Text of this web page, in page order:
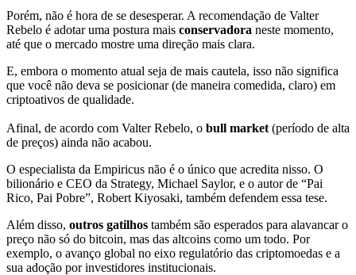
Porém, não é hora de se desesperar. A recomendação de Valter
Rebelo é adotar uma postura mais conservadora neste momento,
até que o mercado mostre uma direção mais clara.
E, embora o momento atual seja de mais cautela, isso não significa
que você não deva se posicionar (de maneira comedida, claro) em
criptoativos de qualidade.
Afinal, de acordo com Valter Rebelo, o bull market (período de alta
de preços) ainda não acabou.
O especialista da Empiricus não é o único que acredita nisso. O
bilionário e CEO da Strategy, Michael Saylor, e o autor de “Pai
Rico, Pai Pobre”, Robert Kiyosaki, também defendem essa tese.
Além disso, outros gatilhos também são esperados para alavancar o
preço não só do bitcoin, mas das altcoins como um todo. Por
exemplo, o avanço global no eixo regulatório das criptomoedas e a
sua adoção por investidores institucionais.